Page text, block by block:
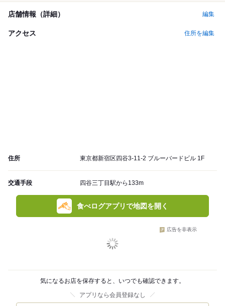
店舗情報（詳細） 編集
アクセス 住所を編集
住所 東京都新宿区四谷3-11-2 ブルーバードビル 1F
交通手段 四谷三丁目駅から133m
食べログアプリで地図を開く
広告を非表示
気になるお店を保存すると、いつでも確認できます。
アプリなら会員登録なし